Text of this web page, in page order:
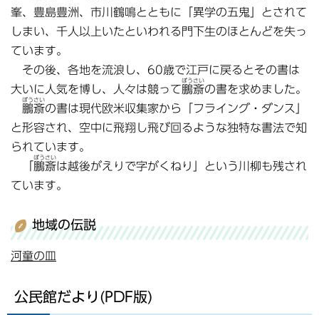
峯、豊島豊洲、市川鶴鳴とともに「異学の五鬼」とされて
しまい、千人以上いたといわれる門下生のほとんどを失っ
ています。
その後、各地を流浪し、60歳で江戸に戻るとその書は
大いに人気を博し、人々は競って鵬斎
ぼうさい
の書を求めました。
鵬斎
ぼうさい
の書は現代欧米収集家から「フライング・ダンス」
と形容され、空中に飛翔し飛び回るような独特な書法で知
られています。
鵬斎
ぼうさい
は越後がえりで字がくねり」という川柳も残され
ています。
地域の伝説
河童の皿
公民館だより(PDF版)